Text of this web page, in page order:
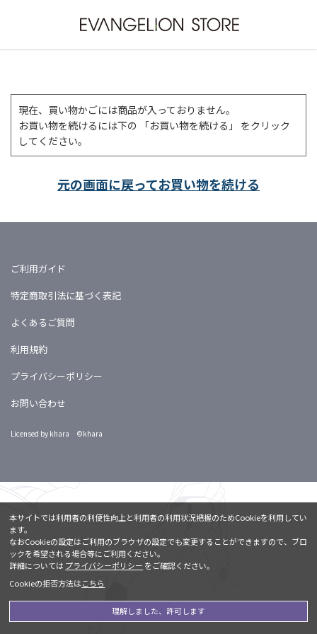
現在、買い物かごには商品が入っておりません。
お買い物を続けるには下の 「お買い物を続ける」 をクリック
してください。
元の画面に戻ってお買い物を続ける
ご利用ガイド
特定商取引法に基づく表記
よくあるご質問
利用規約
プライバシーポリシー
お問い合わせ
Licensed by khara ©khara
本サイトでは利用者の利便性向上と利用者の利用状況把握のためCookieを利用してい
ます。
なおCookieの設定はご利用のブラウザの設定でも変更することができますので、ブロ
ックを希望される場合等にご利用ください。
詳細については プライバシーポリシー をご確認ください。
Cookieの拒否方法はこちら
理解しました、許可します